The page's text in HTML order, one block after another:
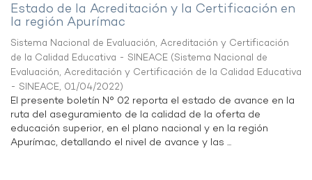
Estado de la Acreditación y la Certificación en
la región Apurímac
Sistema Nacional de Evaluación, Acreditación y Certificación
de la Calidad Educativa - SINEACE (Sistema Nacional de
Evaluación, Acreditación y Certificación de la Calidad Educativa
- SINEACE, 01/04/2022)
El presente boletín N° 02 reporta el estado de avance en la
ruta del aseguramiento de la calidad de la oferta de
educación superior, en el plano nacional y en la región
Apurímac, detallando el nivel de avance y las ...